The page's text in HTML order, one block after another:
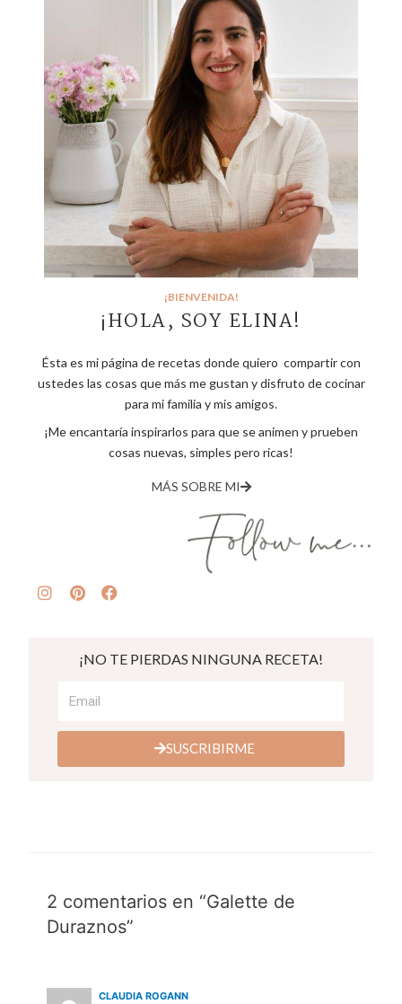
¡BIENVENIDA!
¡HOLA, SOY ELINA!
Ésta es mi página de recetas donde quiero compartir con
ustedes las cosas que más me gustan y disfruto de cocinar
para mi familia y mis amigos.
¡Me encantaría inspirarlos para que se animen y prueben
cosas nuevas, simples pero ricas!
MÁS SOBRE MI
¡NO TE PIERDAS NINGUNA RECETA!
SUSCRIBIRME
2 comentarios en “Galette de
Duraznos”
CLAUDIA ROGANN